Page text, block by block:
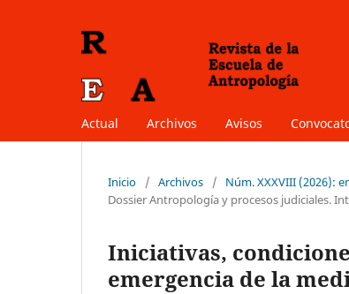
Actual Archivos Avisos
Inicio / Archivos / Núm. XXXVIII (2026):
Dossier Antropología y procesos judiciales.
Iniciativas,
emergencia de la